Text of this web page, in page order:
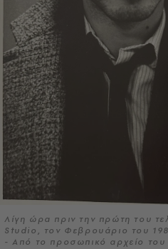
Λίγη ώρα πριν την πρώτη του
Studio, τον Φεβρουάριο του
- Από το προσωπικό αρχείο